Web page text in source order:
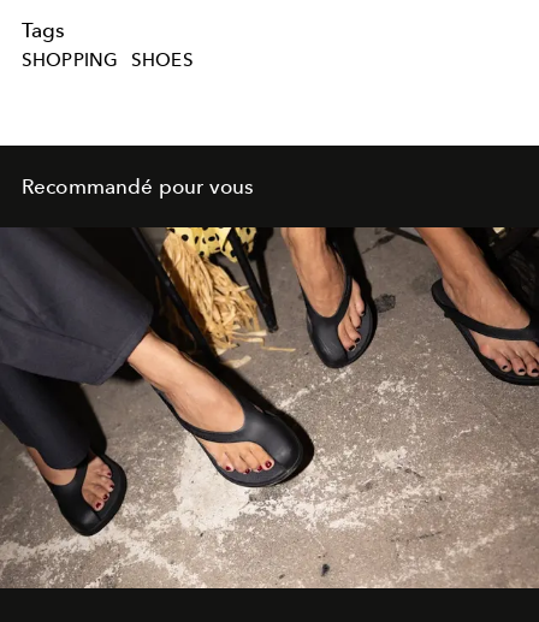
Tags
SHOPPING SHOES
Recommandé pour vous